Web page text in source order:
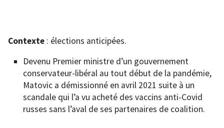
Contexte : élections anticipées.
Devenu Premier ministre d’un gouvernement
conservateur-libéral au tout début de la pandémie,
Matovic a démissionné en avril 2021 suite à un
scandale qui l’a vu acheté des vaccins anti-Covid
russes sans l’aval de ses partenaires de coalition.